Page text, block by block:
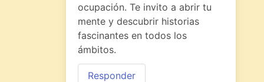
ocupación. Te invito a abrir tu
mente y descubrir historias
fascinantes en todos los
ámbitos.
Responder